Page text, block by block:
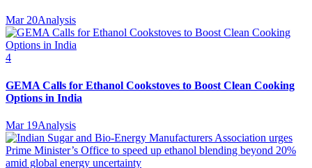
Mar 20Analysis
4
GEMA Calls for Ethanol Cookstoves to Boost Clean Cooking
Options in India
Mar 19Analysis